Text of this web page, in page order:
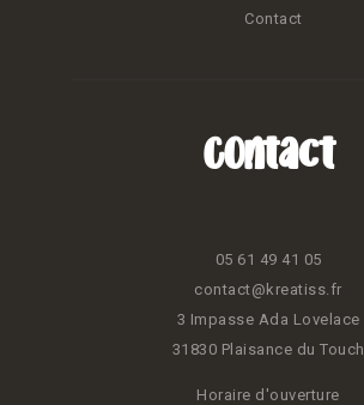
Contact
Contact
05 61 49 41 05
contact@kreatiss.fr
3 Impasse Ada Lovelace
31830 Plaisance du Touch
Horaire d'ouverture